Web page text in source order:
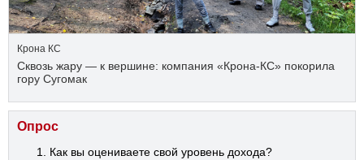
Крона КС
Сквозь жару — к вершине: компания «Крона‑КС» покорила
гору Сугомак
Опрос
Как вы оцениваете свой уровень дохода?